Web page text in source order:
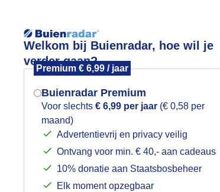
Welkom bij Buienradar, hoe wil je
verder gaan?
Premium € 6,99 / jaar
Buienradar Premium
Voor slechts € 6,99 per jaar (€ 0,58 per
maand)
Advertentievrij en privacy veilig
Ontvang voor min. € 40,- aan cadeaus
10% donatie aan Staatsbosbeheer
Elk moment opzegbaar
Foto en video Weerzine
slideshow
Mogen we je locatie gebruiken voor
het weer?